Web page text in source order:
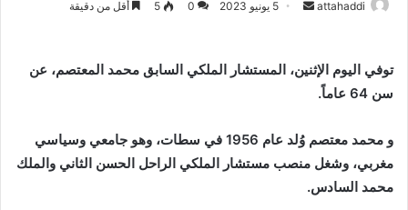
attahaddi
أرسل 5 يونيو 2023 0
5 أقل من دقيقة
توفي اليوم الإثنين، المستشار الملكي السابق محمد المعتصم، عن
سن 64 عاماً.
و محمد معتصم وُلد عام 1956 في سطات، وهو جامعي وسياسي
مغربي، وشغل منصب مستشار الملكي الراحل الحسن الثاني والملك
محمد السادس.